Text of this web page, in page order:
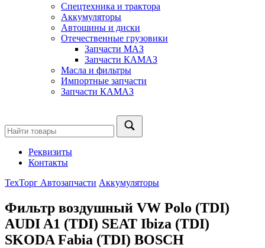
Спецтехника и трактора
Аккумуляторы
Автошины и диски
Отечественные грузовики
Запчасти МАЗ
Запчасти КАМАЗ
Масла и фильтры
Импортные запчасти
Запчасти КАМАЗ
Реквизиты
Контакты
ТехТорг Автозапчасти Аккумуляторы
Фильтр воздушный VW Polo (TDI)
AUDI A1 (TDI) SEAT Ibiza (TDI)
SKODA Fabia (TDI) BOSCH